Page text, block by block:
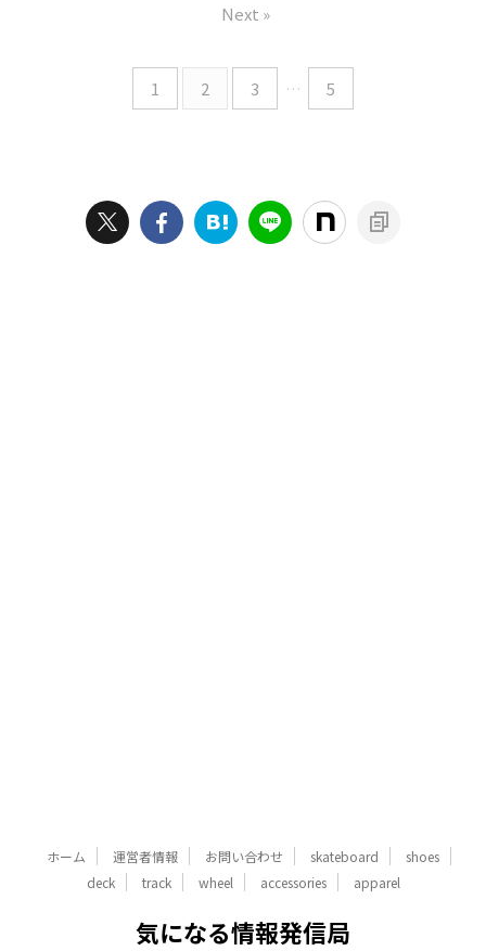
現在58歳。体力は正直落ちま
したが、その分「焦らず楽し
む」心の余裕ができたことで、
始めようとしている方の中に
は、 といった悩みを持ってい
る方も多いのではないでしょ
て3年が経ちました。 55才で復
は落ちたけれど、そのぶん少し
心に余裕ができた今、もう一
度スケボーの楽しさを味わって
方が知っておきたい「マナー」
と「ルール」をまとめまし
た。 うまい人はどんな環境で
1 2 3 … 5
Next »
ホーム 運営者情報 お問い合わせ skateboard
shoes
deck
track wheel accessories apparel
気になる情報発信局